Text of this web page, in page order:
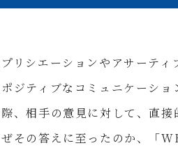
リシエーションやアサーティ
ジティブなコミュニケーシ
、相手の意見に対して、直
その答えに至ったのか、「